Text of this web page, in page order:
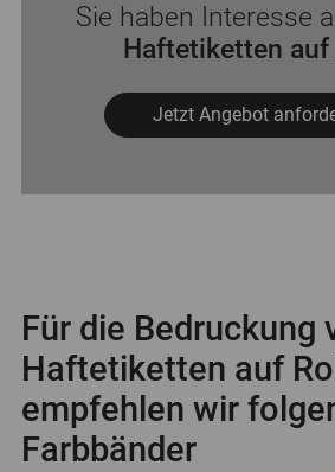
Sie haben Interesse
Haftetiketten auf
Jetzt Angebot
Für die Bedruckung
Haftetiketten auf
empfehlen wir
Farbbänder